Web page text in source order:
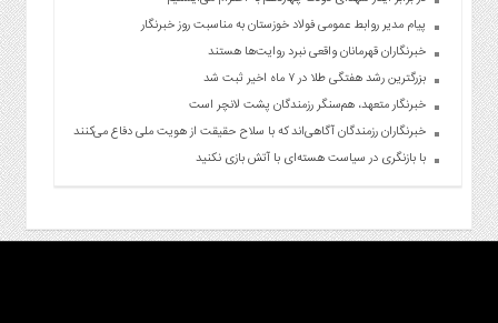
پیام مدیر روابط عمومی فولاد خوزستان به مناسبت روز خبرنگار
خبرنگاران قهرمانان واقعی نبرد روایت‌ها هستند
بزرگترین رشد هفتگی طلا در ۷ ماه اخیر ثبت شد
خبرنگار متعهد، هم‌سنگر رزمندگان پشت لانچر است
خبرنگاران رزمندگان آگاهی‌اند که با سلاح حقیقت از هویت ملی دفاع می‌کنند
با بازنگری در سیاست هسته‌ای با آتش بازی نکنید